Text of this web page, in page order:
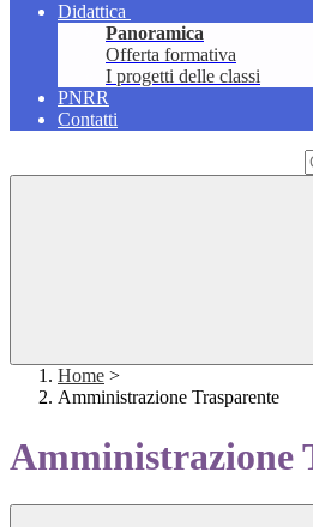
Didattica
Panoramica
Offerta formativa
I progetti delle classi
PNRR
Contatti
Home >
Amministrazione Trasparente
Amministrazione